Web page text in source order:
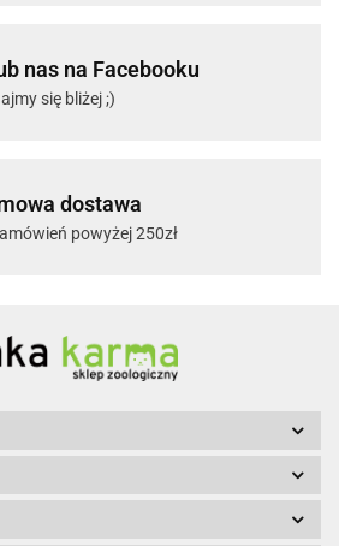
nas na Facebooku
się bliżej ;)
dostawa
powyżej 250zł